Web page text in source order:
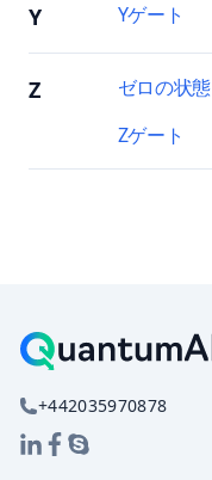
Y Yゲート
Z
ゼロの状態
Zゲート
+442035970878